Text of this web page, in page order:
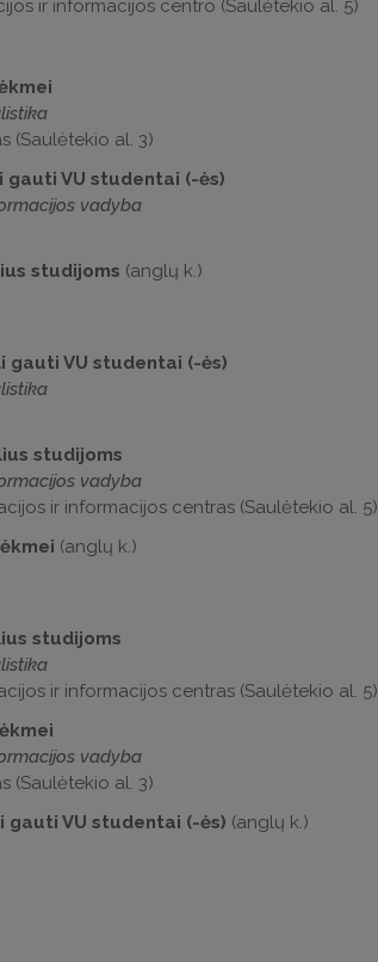
ir informacijos centro (Saulėtekio al. 5)
(Saulėtekio al. 3)
gauti VU studentai (-ės)
vadyba
studijoms (anglų k.)
gauti VU studentai (-ės)
studijoms
vadyba
ir informacijos centras (Saulėtekio al. 5)
(anglų k.)
studijoms
ir informacijos centras (Saulėtekio al. 5)
vadyba
(Saulėtekio al. 3)
gauti VU studentai (-ės) (anglų k.)